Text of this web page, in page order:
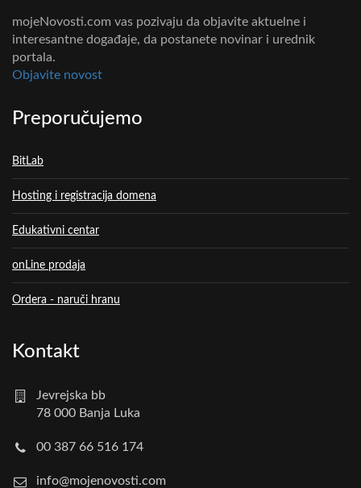
mojeNovosti.com vas pozivaju da objavite aktuelne i
interesantne događaje, da postanete novinar i urednik
portala.
Objavite novost
Preporučujemo
BitLab
Hosting i registracija domena
Edukativni centar
onLine prodaja
Ordera - naruči hranu
Kontakt
Jevrejska bb
78 000 Banja Luka
00 387 66 516 174
info@mojenovosti.com